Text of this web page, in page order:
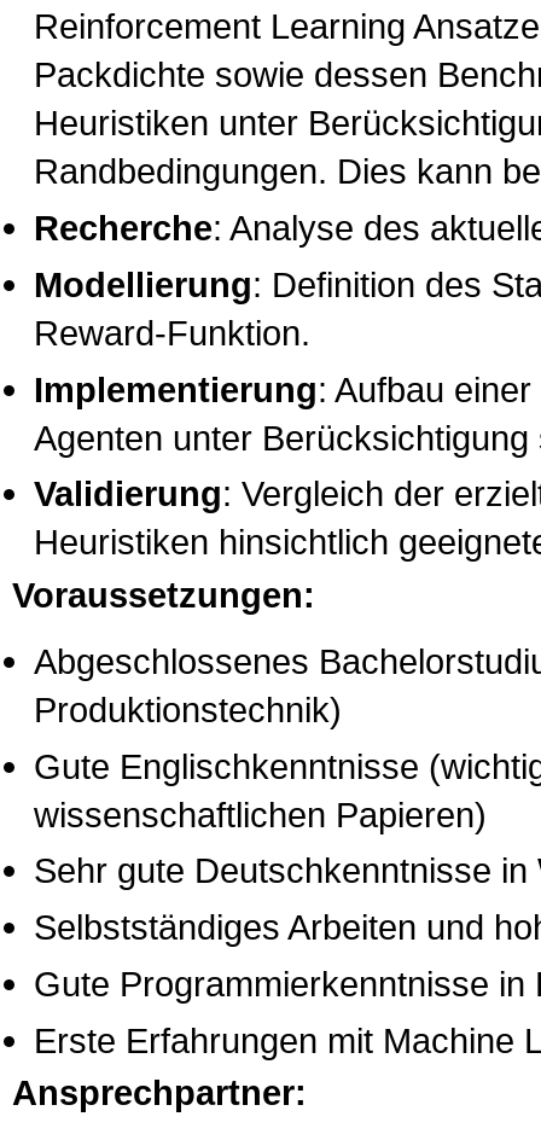
Reinforcement Learning
Packdichte sowie dessen
Heuristiken unter
Randbedingungen. Dies kann
Recherche: Analyse des
Modellierung: Definition des
Reward-Funktion.
Implementierung: Aufbau
Agenten unter
Validierung: Vergleich der
Heuristiken hinsichtlich
Voraussetzungen:
Abgeschlossenes
Produktionstechnik)
Gute Englischkenntnisse
wissenschaftlichen Papieren)
Sehr gute Deutschkenntnisse in
Selbstständiges Arbeiten und
Gute Programmierkenntnisse in
Erste Erfahrungen mit Machine
Ansprechpartner: